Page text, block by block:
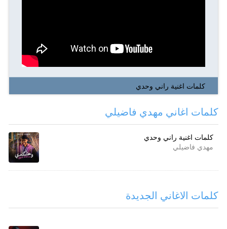
كلمات اغنية راني وحدي
كلمات اغاني مهدي فاضيلي
كلمات اغنية راني وحدي
مهدي فاضيلي
كلمات الاغاني الجديدة